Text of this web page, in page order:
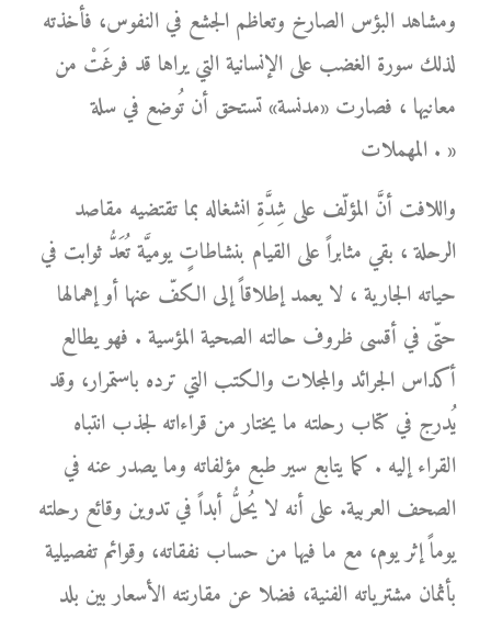
ومشاهد البؤس الصارخ وتعاظم الجشع في النفوس، فأخذته
لذلك سورة الغضب على الإنسانية التي يراها قد فرغَتْ من
معانيها ، فصارت «مدنسة» تستحق أن تُوضع في سلة
المهملات . »
واللافت أنَّ المؤلّف على شِدَّةِ انشغاله بما تقتضيه مقاصد
الرحلة ، بقي مثابراً على القيام بنشاطاتٍ يوميَّة تُعَدُّ ثوابت في
حياته الجارية ، لا يعمد إطلاقاً إلى الكفّ عنها أو إهمالها
حتّى في أقسى ظروف حالته الصحية المؤسية . فهو يطالع
أكداس الجرائد والمجلات والكتب التي ترده باستمرار، وقد
يُدرج في كتاب رحلته ما يختار من قراءاته لجذب انتباه
القراء إليه . كما يتابع سير طبع مؤلفاته وما يصدر عنه في
الصحف العربية. على أنه لا يُحلُّ أبداً في تدوين وقائع رحلته
يوماً إثر يوم، مع ما فيها من حساب نفقاته، وقوائم تفصيلية
بأثمان مشترياته الفنية، فضلا عن مقارنته الأسعار بين بلد